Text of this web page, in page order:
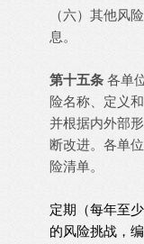
（六）其他风
息。
第十五条 各单
险名称、定义
并根据内外部
断改进。各单
险清单。
定期（每年至
的风险挑战，